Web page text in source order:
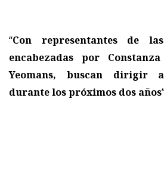
“Con representantes de
encabezadas por
Yeomans, buscan dirigir
durante los próximos dos años